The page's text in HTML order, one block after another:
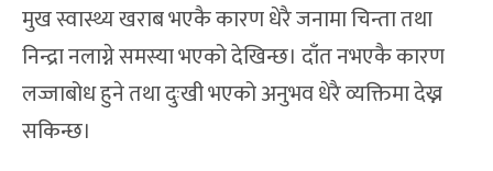
मुख स्वास्थ्य खराब भएकै कारण धेरै जनामा चिन्ता तथा
निन्द्रा नलाग्ने समस्या भएको देखिन्छ। दाँत नभएकै कारण
लज्जाबोध हुने तथा दुःखी भएको अनुभव धेरै व्यक्तिमा देख्न
सकिन्छ।